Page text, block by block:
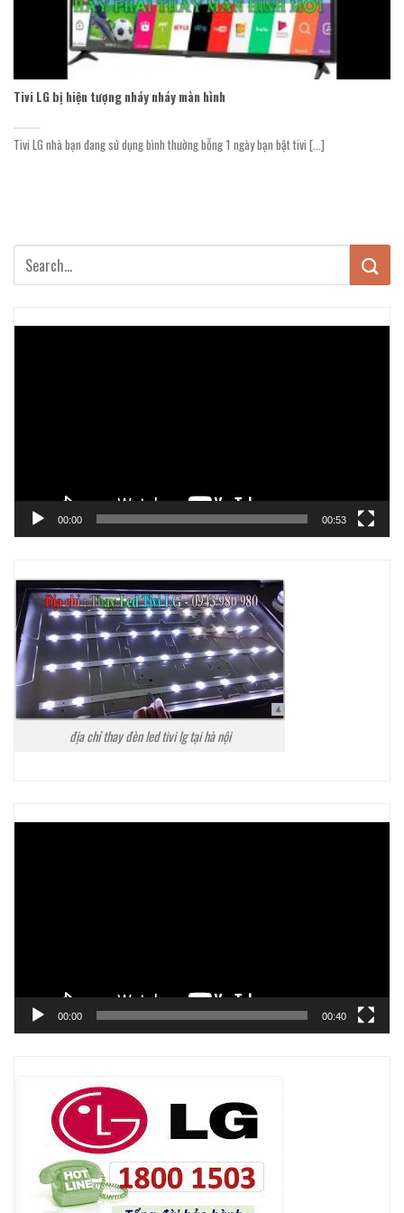
Tivi LG bị hiện tượng nháy nháy màn hình
Tivi LG nhà bạn đang sử dụng bình thường bỗng 1 ngày bạn bật tivi [...]
00:00 00:53
địa chỉ thay đèn led tivi lg tại hà nội
00:00 00:40